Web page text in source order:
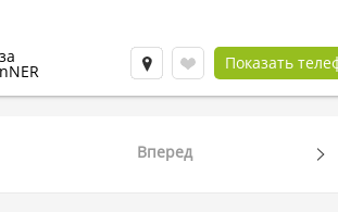
Показать
Вперед